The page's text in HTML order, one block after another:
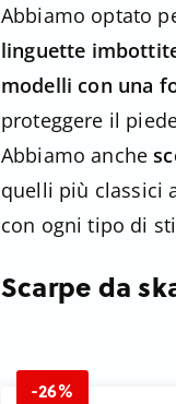
Abbiamo optato
linguette
modelli con una
proteggere il
Abbiamo anche
quelli più classici
con ogni tipo di
Scarpe da
-26%